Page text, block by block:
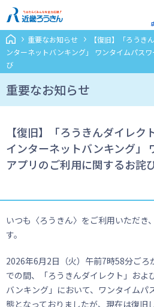
インターネットバ
（ろうきんダイ
WEBローン申込みマ
重要なお知らせ
【復旧】「ろうき
ンターネットバンキング」 ワンタイムパス
び
重要なお知らせ
【復旧】「ろうきんダイレ
インターネットバンキング」
アプリのご利用に関するお詫
いつも〈ろうきん〉をご利用いただき
す。
2026年6月2日（火）午前7時58分ごろ
での間、「ろうきんダイレクト」およ
バンキング」において、ワンタイムパ
態となっておりましたが、現在は復旧